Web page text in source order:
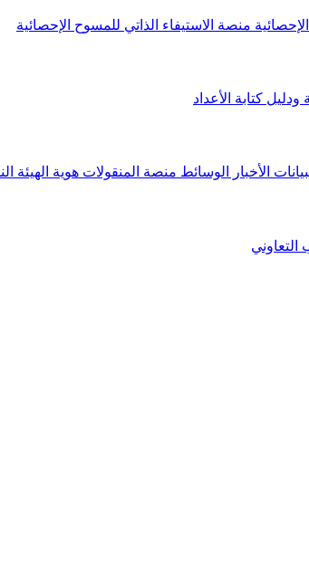
منصة الاستيفاء الذاتي للمسوح الإحصائية
ودليل كتابة الأعداد
الأخبار الوسائط منصة المنقولات هوية الهيئة
التعاوني